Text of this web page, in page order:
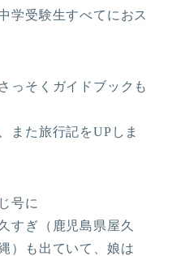
学受験生すべてにおス
っそくガイドブックも
また旅行記をUPしま
号に
すぎ（鹿児島県屋久
）も出ていて、娘は